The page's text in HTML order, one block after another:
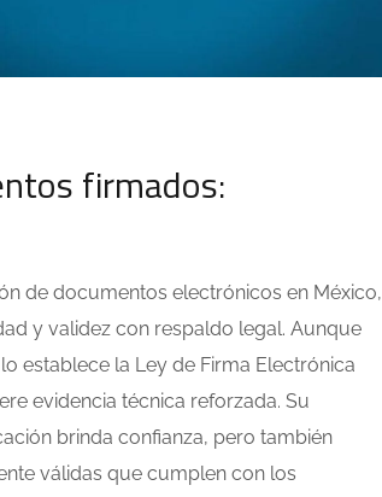
firmados:
de documentos electrónicos en México,
y validez con respaldo legal. Aunque
establece la Ley de Firma Electrónica
evidencia técnica reforzada. Su
brinda confianza, pero también
válidas que cumplen con los